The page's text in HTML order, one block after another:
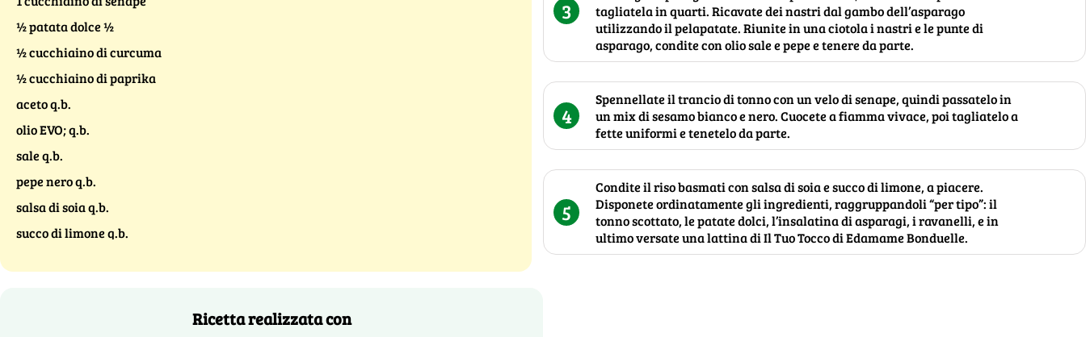
½ patata dolce ½
½ cucchiaino di curcuma
½ cucchiaino di paprika
aceto q.b.
olio EVO; q.b.
sale q.b.
pepe nero q.b.
salsa di soia q.b.
succo di limone q.b.
Ricetta realizzata con
3
tagliatela in quarti. Ricavate dei nastri dal gambo dell’asparago
utilizzando il pelapatate. Riunite in una ciotola i nastri e le punte di
asparago, condite con olio sale e pepe e tenere da parte.
4
Spennellate il trancio di tonno con un velo di senape, quindi passatelo in
un mix di sesamo bianco e nero. Cuocete a fiamma vivace, poi tagliatelo a
fette uniformi e tenetelo da parte.
5
Condite il riso basmati con salsa di soia e succo di limone, a piacere.
Disponete ordinatamente gli ingredienti, raggruppandoli “per tipo”: il
tonno scottato, le patate dolci, l’insalatina di asparagi, i ravanelli, e in
ultimo versate una lattina di Il Tuo Tocco di Edamame Bonduelle.